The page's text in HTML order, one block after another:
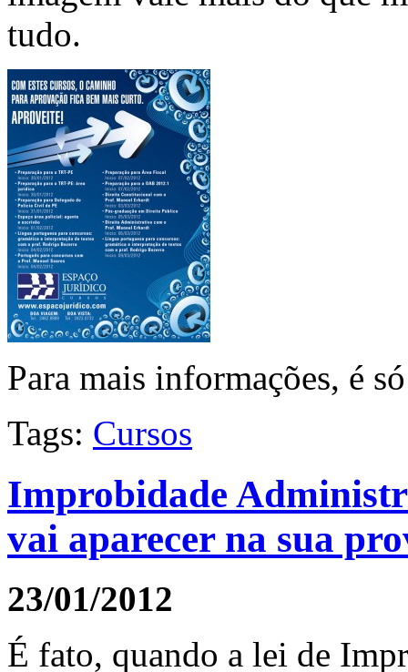
tudo.
Para mais informações, é
Tags: Cursos
Improbidade
vai aparecer na sua
23/01/2012
É fato, quando a lei de